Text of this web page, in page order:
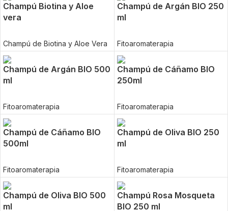
Champú Biotina y Aloe
vera
Champú de Biotina y Aloe Vera
Champú de Argán BIO 250
ml
Fitoaromaterapia
Champú de Argán BIO 500
ml
Fitoaromaterapia
Champú de Cáñamo BIO
250ml
Fitoaromaterapia
Champú de Cáñamo BIO
500ml
Fitoaromaterapia
Champú de Oliva BIO 250
ml
Fitoaromaterapia
Champú de Oliva BIO 500
ml
Champú Rosa Mosqueta
BIO 250 ml